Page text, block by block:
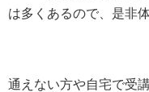
は多くあるので、是非
通えない方や自宅で受